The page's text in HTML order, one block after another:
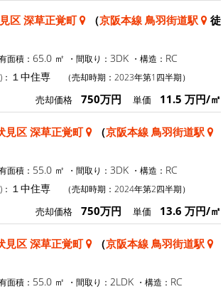
区 深草正覚町 （京阪本線 鳥羽街道駅
徒
面積： 65.0 ㎡ ・間取り： 3DK ・構造： RC
１中住専 （売却時期：2023年第1四半期）
売却価格 750万円 単価 11.5 万円/㎡
見区 深草正覚町 （京阪本線 鳥羽街道駅
面積： 55.0 ㎡ ・間取り： 3DK ・構造： RC
１中住専 （売却時期：2024年第2四半期）
売却価格 750万円 単価 13.6 万円/㎡
見区 深草正覚町 （京阪本線 鳥羽街道駅
面積： 55.0 ㎡ ・間取り： 2LDK ・構造： RC